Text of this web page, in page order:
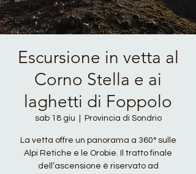
Escursione in vetta al
Corno Stella e ai
laghetti di Foppolo
sab 18 giu Provincia di Sondrio
La vetta offre un panorama a 360° sulle
Alpi Retiche e le Orobie. Il tratto finale
dell’ascensione è riservato ad